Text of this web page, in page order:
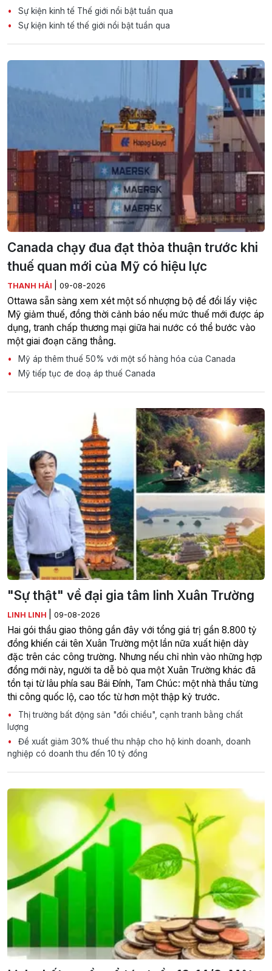
Sự kiện kinh tế Thế giới nổi bật tuần qua
Sự kiện kinh tế thế giới nổi bật tuần qua
Canada chạy đua đạt thỏa thuận trước khi
thuế quan mới của Mỹ có hiệu lực
THANH HẢI 09-08-2026
Ottawa sẵn sàng xem xét một số nhượng bộ để đổi lấy việc
Mỹ giảm thuế, đồng thời cảnh báo nếu mức thuế mới được áp
dụng, tranh chấp thương mại giữa hai nước có thể bước vào
một giai đoạn căng thẳng.
Mỹ áp thêm thuế 50% với một số hàng hóa của Canada
Mỹ tiếp tục đe doạ áp thuế Canada
"Sự thật" về đại gia tâm linh Xuân Trường
LINH LINH 09-08-2026
Hai gói thầu giao thông gần đây với tổng giá trị gần 8.800 tỷ
đồng khiến cái tên Xuân Trường một lần nữa xuất hiện dày
đặc trên các công trường. Nhưng nếu chỉ nhìn vào những hợp
đồng mới này, người ta dễ bỏ qua một Xuân Trường khác đã
tồn tại từ lâu phía sau Bái Đính, Tam Chúc: một nhà thầu từng
thi công quốc lộ, cao tốc từ hơn một thập kỷ trước.
Thị trường bất động sản "đổi chiều", cạnh tranh bằng chất
lượng
Đề xuất giảm 30% thuế thu nhập cho hộ kinh doanh, doanh
nghiệp có doanh thu đến 10 tỷ đồng